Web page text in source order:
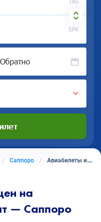
SPK
Обратно
Саппоро Авиабилеты из Ташкента в Саппоро
на
— Саппоро